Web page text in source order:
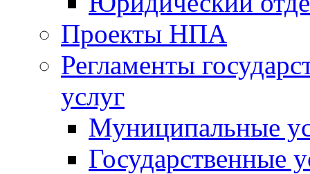
Проекты НПА
Регламенты
услуг
Муниципальные
Государственные